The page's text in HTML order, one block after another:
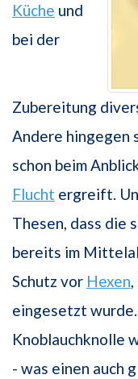
Küche und
bei der
Zubereitung
Andere hingegen
schon beim
Flucht ergreift.
Thesen, dass die
bereits im
Schutz vor Hexen,
eingesetzt
Knoblauchknolle
- was einen auch